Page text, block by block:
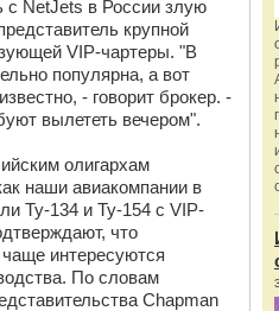
с NetJets в России злую
крупной
VIP-чартеры. "В
популярна, а вот
- говорит брокер. -
вылететь вечером".
олигархам
наши авиакомпании в
Ту-134 и Ту-154 с VIP-
что
интересуются
По словам
Chapman